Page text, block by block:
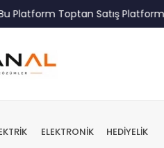
Toptan Satış Platformudur.
ELEKTRONİK HEDİYELİK